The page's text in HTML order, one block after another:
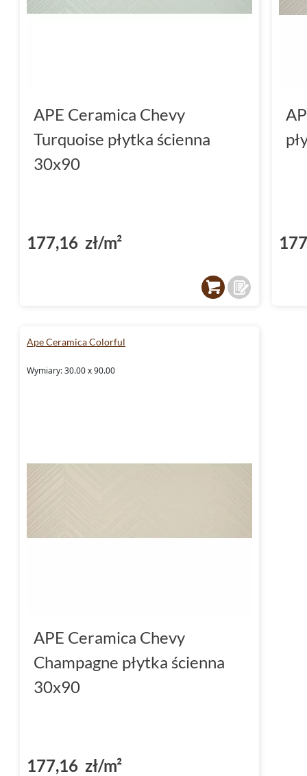
APE Ceramica Chevy
Turquoise płytka ścienna
30x90
177,16 zł/m²
Ape Ceramica Colorful
Wymiary: 30.00 x 90.00
APE Ceramica Chevy
Champagne płytka ścienna
30x90
177,16 zł/m²